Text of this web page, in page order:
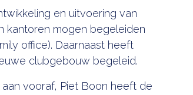
en uitvoering van
kantoren mogen begeleiden
office). Daarnaast heeft
clubgebouw begeleid.
vooraf, Piet Boon heeft de